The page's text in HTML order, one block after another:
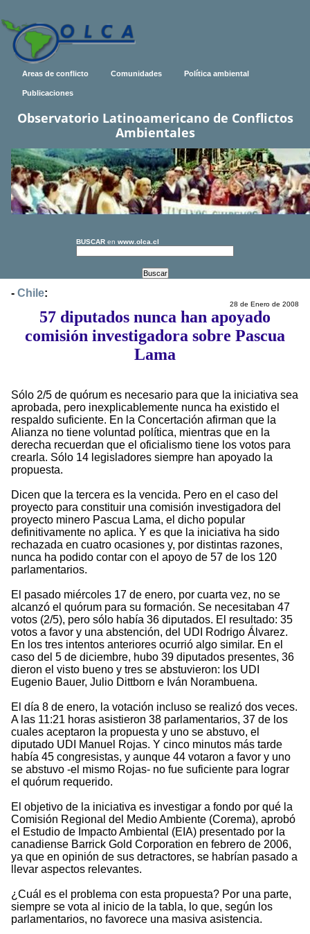
Areas de conflicto Comunidades Política ambiental
Publicaciones
Observatorio Latinoamericano de Conflictos
Ambientales
BUSCAR en www.olca.cl
- Chile:
28 de Enero de 2008
57 diputados nunca han apoyado
comisión investigadora sobre Pascua
Lama
Sólo 2/5 de quórum es necesario para que la iniciativa sea
aprobada, pero inexplicablemente nunca ha existido el
respaldo suficiente. En la Concertación afirman que la
Alianza no tiene voluntad política, mientras que en la
derecha recuerdan que el oficialismo tiene los votos para
crearla. Sólo 14 legisladores siempre han apoyado la
propuesta.
Dicen que la tercera es la vencida. Pero en el caso del
proyecto para constituir una comisión investigadora del
proyecto minero Pascua Lama, el dicho popular
definitivamente no aplica. Y es que la iniciativa ha sido
rechazada en cuatro ocasiones y, por distintas razones,
nunca ha podido contar con el apoyo de 57 de los 120
parlamentarios.
El pasado miércoles 17 de enero, por cuarta vez, no se
alcanzó el quórum para su formación. Se necesitaban 47
votos (2/5), pero sólo había 36 diputados. El resultado: 35
votos a favor y una abstención, del UDI Rodrigo Álvarez.
En los tres intentos anteriores ocurrió algo similar. En el
caso del 5 de diciembre, hubo 39 diputados presentes, 36
dieron el visto bueno y tres se abstuvieron: los UDI
Eugenio Bauer, Julio Dittborn e Iván Norambuena.
El día 8 de enero, la votación incluso se realizó dos veces.
A las 11:21 horas asistieron 38 parlamentarios, 37 de los
cuales aceptaron la propuesta y uno se abstuvo, el
diputado UDI Manuel Rojas. Y cinco minutos más tarde
había 45 congresistas, y aunque 44 votaron a favor y uno
se abstuvo -el mismo Rojas- no fue suficiente para lograr
el quórum requerido.
El objetivo de la iniciativa es investigar a fondo por qué la
Comisión Regional del Medio Ambiente (Corema), aprobó
el Estudio de Impacto Ambiental (EIA) presentado por la
canadiense Barrick Gold Corporation en febrero de 2006,
ya que en opinión de sus detractores, se habrían pasado a
llevar aspectos relevantes.
¿Cuál es el problema con esta propuesta? Por una parte,
siempre se vota al inicio de la tabla, lo que, según los
parlamentarios, no favorece una masiva asistencia.